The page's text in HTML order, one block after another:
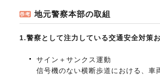
地元警察本部の取組
1.警察として注力している交通安全対策
サイン＋サンクス運動
信号機のない横断歩道における、車